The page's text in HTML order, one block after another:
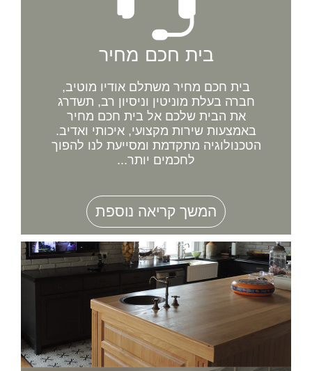
בית חכם מחיר
בית חכם מחיר משתלם אודיו מוטיב,
חברה בעלת מוניטין וניסיון רב, תשדרג
את הבית שלכם אל בית חכם מחיר
באמצעות שירות מקצועי, איכותי ואדיב.
הטכנולוגיה מתקדמת ומסייעת לנו להפוך
לחכמים יותר...
המשך קריאה נוספת